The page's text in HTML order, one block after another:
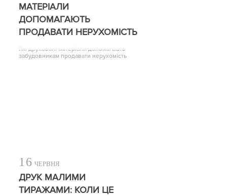
МАТЕРІАЛИ
ДОПОМАГАЮТЬ
ПРОДАВАТИ НЕРУХОМІСТЬ
Які друковані матеріали допомагають
забудовникам продавати нерухомість
16 ЧЕРВНЯ
ДРУК МАЛИМИ
ТИРАЖАМИ: КОЛИ ЦЕ